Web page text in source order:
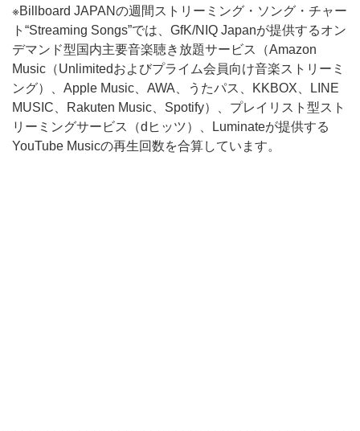
※Billboard JAPANの週間ストリーミング・ソング・チャー
ト“Streaming Songs”では、GfK/NIQ Japanが提供するオン
デマンド型国内主要音楽聴き放題サービス（Amazon
Music（Unlimitedおよびプライム会員向け音楽ストリーミ
ング）、Apple Music、AWA、うたパス、KKBOX、LINE
MUSIC、Rakuten Music、Spotify）、プレイリスト型スト
リーミングサービス（dヒッツ）、Luminateが提供する
YouTube Musicの再生回数を合算しています。